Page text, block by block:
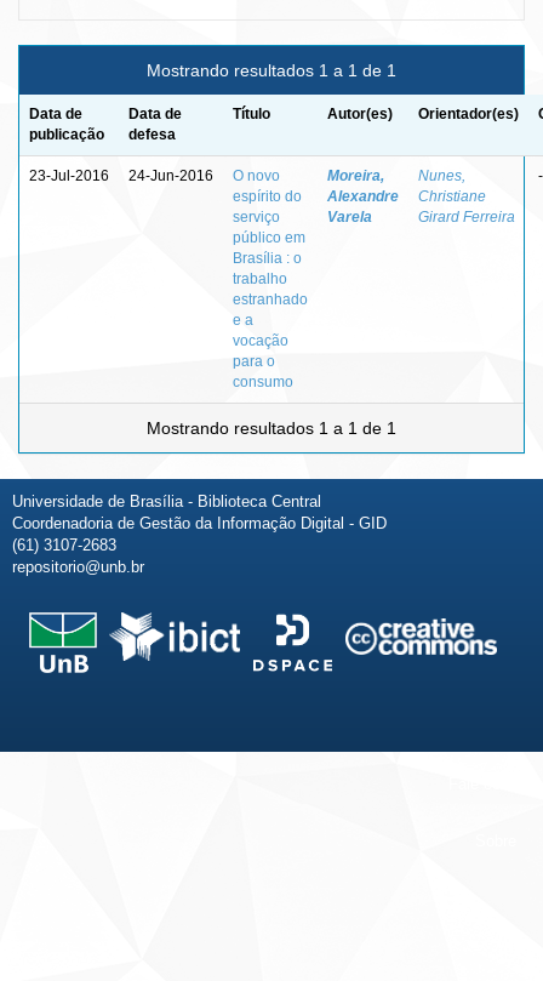
Mostrando resultados 1 a 1 de 1
Data de
publicação
Data de
defesa
Título Autor(es) Orientador(es)
23-Jul-2016 24-Jun-2016
O novo
espírito do
serviço
público em
Brasília : o
trabalho
estranhado
e a
vocação
para o
consumo
Moreira,
Alexandre
Varela
Nunes,
Christiane
Girard Ferreira
-
Mostrando resultados 1 a 1 de 1
Universidade de Brasília - Biblioteca Central
Coordenadoria de Gestão da Informação Digital - GID
(61) 3107-2683
repositorio@unb.br